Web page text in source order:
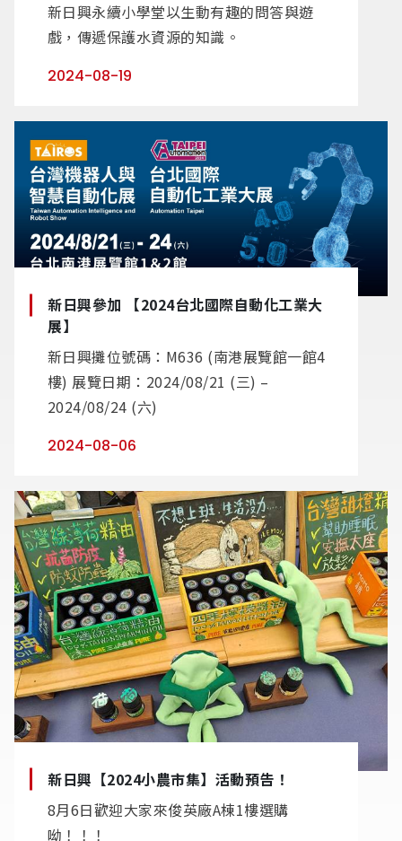
新日興永續小學堂以生動有趣的問答與遊
戲，傳遞保護水資源的知識。
2024-08-19
新日興參加 【2024台北國際自動化工業大
展】
新日興攤位號碼：M636 (南港展覽館一館4
樓) 展覽日期：2024/08/21 (三) –
2024/08/24 (六)
2024-08-06
新日興【2024小農市集】活動預告！
8月6日歡迎大家來俊英廠A棟1樓選購
呦！！！